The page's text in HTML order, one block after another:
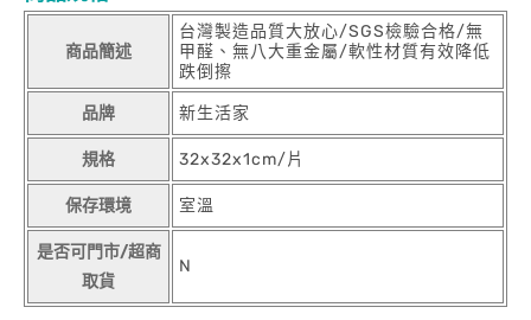
商品簡述
台灣製造品質大放心/SGS檢驗合格/無
甲醛、無八大重金屬/軟性材質有效降低
跌倒擦
品牌 新生活家
規格 32x32x1cm/片
保存環境 室溫
是否可門市/超商
取貨
N